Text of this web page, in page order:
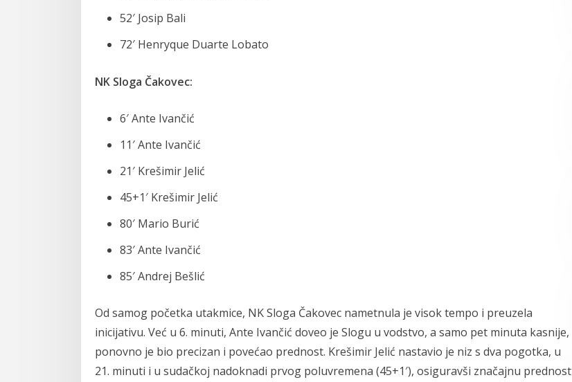
52′ Josip Bali
72′ Henryque Duarte Lobato
NK Sloga Čakovec:
6′ Ante Ivančić
11′ Ante Ivančić
21′ Krešimir Jelić
45+1′ Krešimir Jelić
80′ Mario Burić
83′ Ante Ivančić
85′ Andrej Bešlić
Od samog početka utakmice, NK Sloga Čakovec nametnula je visok tempo i preuzela
inicijativu. Već u 6. minuti, Ante Ivančić doveo je Slogu u vodstvo, a samo pet minuta kasnije,
ponovno je bio precizan i povećao prednost. Krešimir Jelić nastavio je niz s dva pogotka, u
21. minuti i u sudačkoj nadoknadi prvog poluvremena (45+1′), osiguravši značajnu prednost